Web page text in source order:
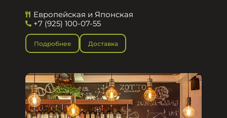
Европейская и Японская
+7 (925) 100-07-55
Подробнее Доставка